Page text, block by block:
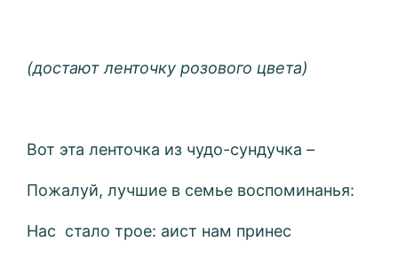
(достают ленточку розового цвета)
Вот эта ленточка из чудо-сундучка –
Пожалуй, лучшие в семье воспоминанья:
Нас стало трое: аист нам принес